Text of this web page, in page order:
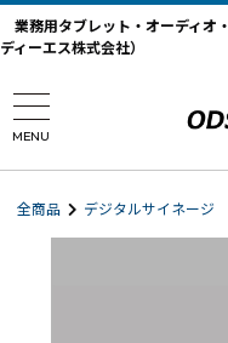
業務用タブレット・オーディオ
ディーエス株式会社）
MENU
全商品 デジタルサイネージ